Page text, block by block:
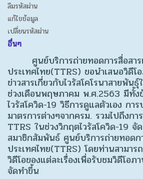
ลืมรหัสผ่าน
แก้ไขข้อมูล
เปลี่ยนรหัสผ่าน
อื่นๆ
ศูนย์บริการถ่ายทอดการสื่อสาร
ประเทศไทย(TTRS) ขอนำเสนอวิดีโ
ข่าวสารเกี่ยวกับไวรัสโคโรนาสายพัน
ช่วงเดือนพฤษภาคม พ.ศ.2563 มีทั้ง
ไวรัสโควิด-19 วิธีการดูแลตัวเอง กา
มาตรการต่างๆจากครม. รวมไปถึงกา
TTRS ในช่วงวิกฤตไวรัสโควิด-19 จั
สมาชิกสัมพันธ์ ศูนย์บริการถ่ายทอดก
ประเทศไทย(TTRS) โดยท่านสามา
วิดีโอของแต่ละเรื่องเพื่อรับชมวิดีโอ
จัดทำขึ้น